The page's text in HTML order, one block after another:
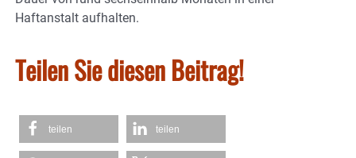
Haftanstalt aufhalten.
Teilen Sie diesen Beitrag!
teilen teilen